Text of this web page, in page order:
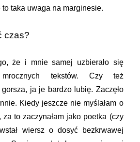
taka uwaga na marginesie.
czas?
że i mnie samej uzbierało się
tekstów. Czy też
gorsza, ja je bardzo lubię. Zaczęło
Kiedy jeszcze nie myślałam o
to zaczynałam jako poetka (czy
wiersz o dosyć bezkrwawej